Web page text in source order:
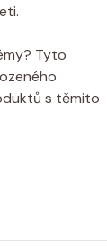
Tyto
s těmito